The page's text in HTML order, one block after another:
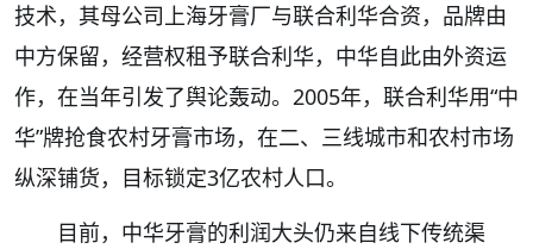
技术，其母公司上海牙膏厂与联合利华合资，品牌由
中方保留，经营权租予联合利华，中华自此由外资运
作，在当年引发了舆论轰动。2005年，联合利华用“中
华”牌抢食农村牙膏市场，在二、三线城市和农村市场
纵深铺货，目标锁定3亿农村人口。
目前，中华牙膏的利润大头仍来自线下传统渠